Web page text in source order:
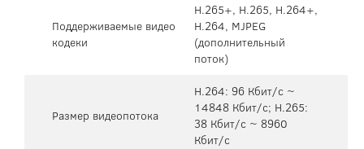
Поддерживаемые видео
кодеки
H.265+, H.265, H.264+,
H.264, MJPEG
(дополнительный
поток)
Размер видеопотока
H.264: 96 Кбит/с ~
14848 Кбит/с; H.265:
38 Кбит/с ~ 8960
Кбит/с